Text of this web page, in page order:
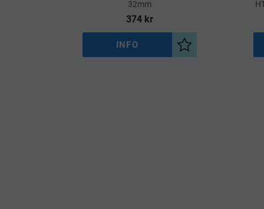
32mm
374 kr
Lägg till i önskelista
INFO